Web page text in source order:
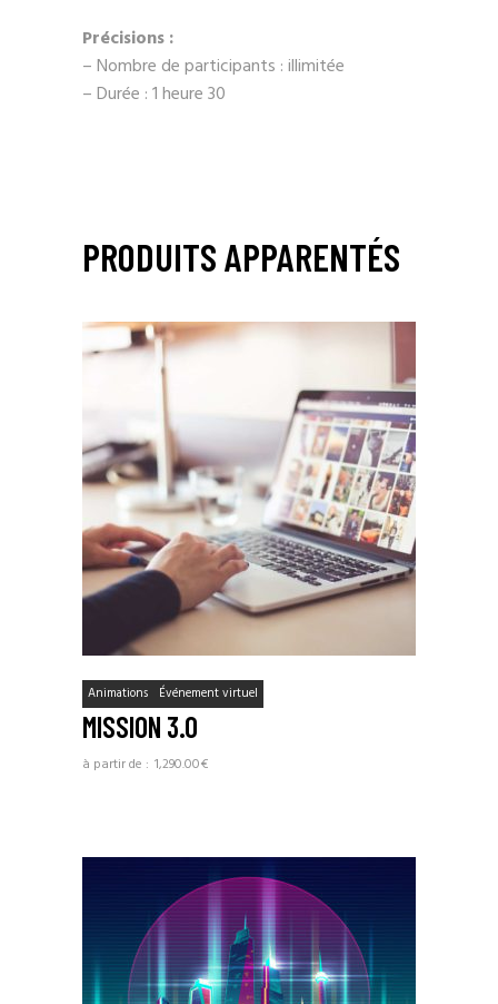
Précisions :
– Nombre de participants : illimitée
– Durée : 1 heure 30
PRODUITS APPARENTÉS
Animations Événement virtuel
MISSION 3.0
1,290.00€